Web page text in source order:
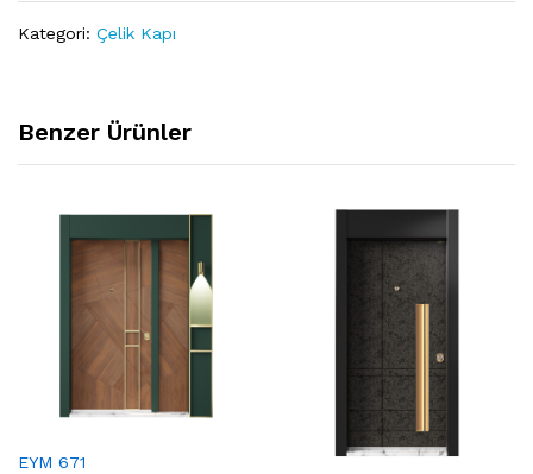
Kategori: Çelik Kapı
Benzer Ürünler
EYM 671